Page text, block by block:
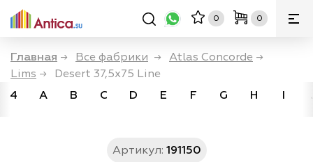
0 0
Главная → Все фабрики → Atlas Concorde →
Lims →
Desert 37,5x75 Line
4
A B C D E F G H I
Артикул: 191150